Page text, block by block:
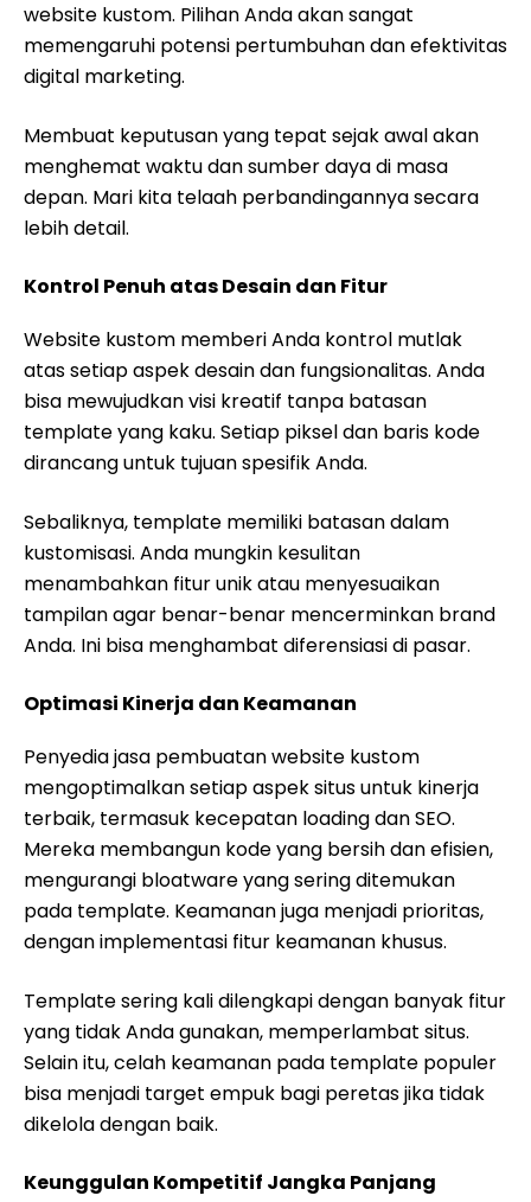
website kustom. Pilihan Anda akan sangat
memengaruhi potensi pertumbuhan dan efektivitas
digital marketing.
Membuat keputusan yang tepat sejak awal akan
menghemat waktu dan sumber daya di masa
depan. Mari kita telaah perbandingannya secara
lebih detail.
Kontrol Penuh atas Desain dan Fitur
Website kustom memberi Anda kontrol mutlak
atas setiap aspek desain dan fungsionalitas. Anda
bisa mewujudkan visi kreatif tanpa batasan
template yang kaku. Setiap piksel dan baris kode
dirancang untuk tujuan spesifik Anda.
Sebaliknya, template memiliki batasan dalam
kustomisasi. Anda mungkin kesulitan
menambahkan fitur unik atau menyesuaikan
tampilan agar benar-benar mencerminkan brand
Anda. Ini bisa menghambat diferensiasi di pasar.
Optimasi Kinerja dan Keamanan
Penyedia jasa pembuatan website kustom
mengoptimalkan setiap aspek situs untuk kinerja
terbaik, termasuk kecepatan loading dan SEO.
Mereka membangun kode yang bersih dan efisien,
mengurangi bloatware yang sering ditemukan
pada template. Keamanan juga menjadi prioritas,
dengan implementasi fitur keamanan khusus.
Template sering kali dilengkapi dengan banyak fitur
yang tidak Anda gunakan, memperlambat situs.
Selain itu, celah keamanan pada template populer
bisa menjadi target empuk bagi peretas jika tidak
dikelola dengan baik.
Keunggulan Kompetitif Jangka Panjang